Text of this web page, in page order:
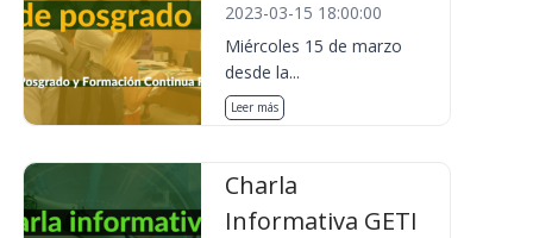
2023-03-15 18:00:00
Miércoles 15 de marzo
desde la...
Leer más
Charla
Informativa GETI